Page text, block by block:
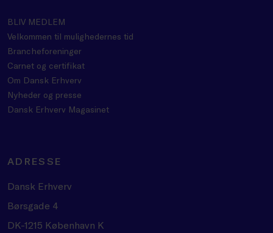
BLIV MEDLEM
Velkommen til mulighedernes tid
Brancheforeninger
Carnet og certifikat
Om Dansk Erhverv
Nyheder og presse
Dansk Erhverv Magasinet
ADRESSE
Dansk Erhverv
Børsgade 4
DK-1215 København K